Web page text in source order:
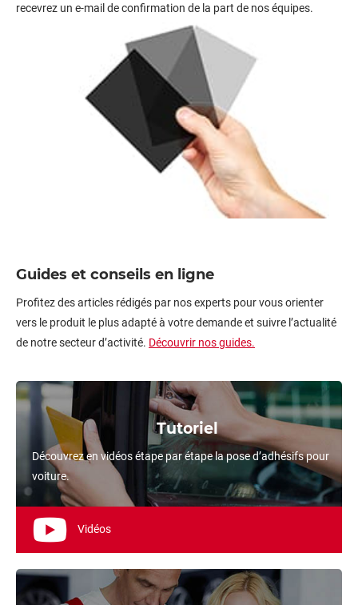
recevrez un e-mail de confirmation de la part de nos équipes.
Guides et conseils en ligne
Profitez des articles rédigés par nos experts pour vous orienter
vers le produit le plus adapté à votre demande et suivre l’actualité
de notre secteur d’activité. Découvrir nos guides.
Tutoriel
Découvrez en vidéos étape par étape la pose d’adhésifs pour
voiture.
Vidéos